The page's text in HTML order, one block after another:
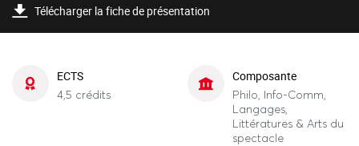
Télécharger la fiche de présentation
ECTS
4,5 crédits
Composante
Philo, Info-Comm,
Langages,
Littératures & Arts du
spectacle